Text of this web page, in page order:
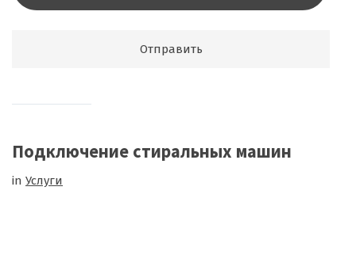
Подключение стиральных машин
in Услуги